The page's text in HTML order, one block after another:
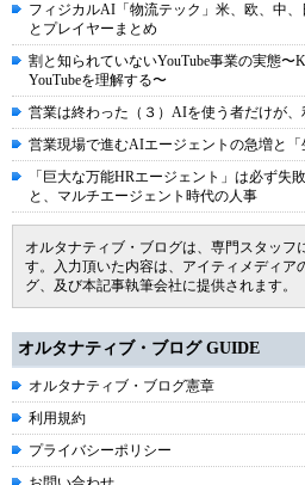
フィジカルAI「物流テック」米、欧、中
とプレイヤーまとめ
割と知られていないYouTube事業の実態
YouTubeを理解する〜
営業は終わった（３）AIを使う者だけが、
営業現場で進むAIエージェントの急増と
「巨大な万能HRエージェント」は必ず失
と、マルチエージェント時代の人事
オルタナティブ・ブログは、専門スタッフ
す。入力頂いた内容は、アイティメディア
グ、及び本記事執筆会社に提供されます。
オルタナティブ・ブログ GUIDE
オルタナティブ・ブログ憲章
利用規約
プライバシーポリシー